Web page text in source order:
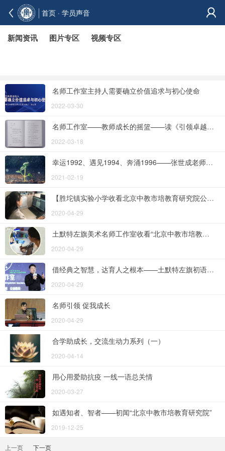
首页 · 学员声音
新闻资讯 图片专区 视频专区
名师工作室主持人需要确立价值追求与初心使命
2022-03-30
名师工作室——教师成长的摇篮——读《引领卓越 : 全国百家名师工作室发展启示录》有感
2022-03-18
幸运1992、遇见1994、奔涌1996——张世成老师成长纪实
2021-02-19
【胜坨镇实验小学收看北京中教市培教育研究院公益直播系列讲座心得集锦】第1期（三年级）
2020-04-29
土默特左旗美术名师工作室收看“北京中教市培教育研究院公益直播系列讲座”学习集锦
2020-04-29
借经典之智慧，达育人之根本——土默特左旗初语文名师工作站收看“北京中教市培教育研究院公益直播系列讲座”学习集锦
2020-04-29
名师引领 促我成长
2020-04-29
合学助成长，交流生动力系列（一）
2020-04-14
用心用爱助抗疫 一线一语总关情
2020-03-27
如遇知者、智者——初闻“北京中教市培教育研究院”
2019-12-25
上一页 下一页